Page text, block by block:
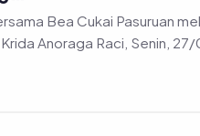
Bea Cukai Pasuruan
Anoraga Raci, Senin,